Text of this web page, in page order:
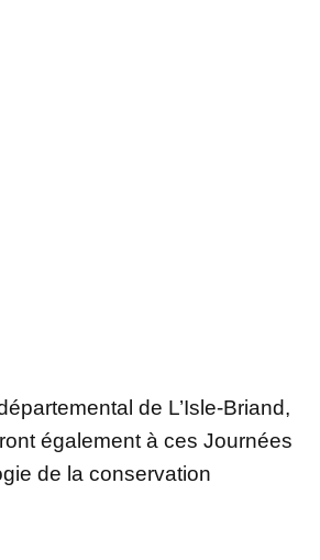
de L’Isle-Briand,
également à ces Journées
de la conservation